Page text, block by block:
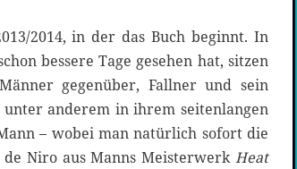
2014, in der das Buch beginnt. In
bessere Tage gesehen hat, sitzen
gegenüber, Fallner und sein
anderem in ihrem seitenlangen
– wobei man natürlich sofort die
de Niro aus Manns Meisterwerk Heat